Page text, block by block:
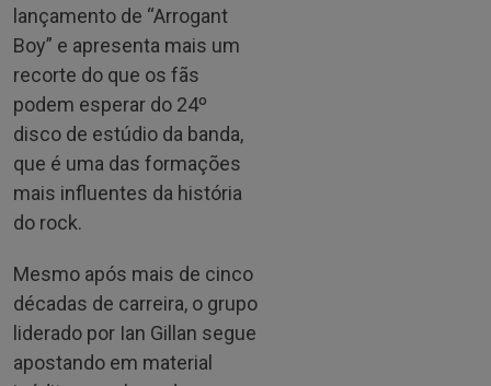
lançamento de “Arrogant
Boy” e apresenta mais um
recorte do que os fãs
podem esperar do 24º
disco de estúdio da banda,
que é uma das formações
mais influentes da história
do rock.
Mesmo após mais de cinco
décadas de carreira, o grupo
liderado por Ian Gillan segue
apostando em material